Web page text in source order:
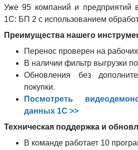
Уже 95 компаний и предприятий
1С: БП 2 с использованием
Преимущества нашего
Перенос проверен на
В наличии фильтр выгрузки
Обновления без
покупки.
Посмотреть
данных 1С >>
Техническая поддержка и
В команде работает 10